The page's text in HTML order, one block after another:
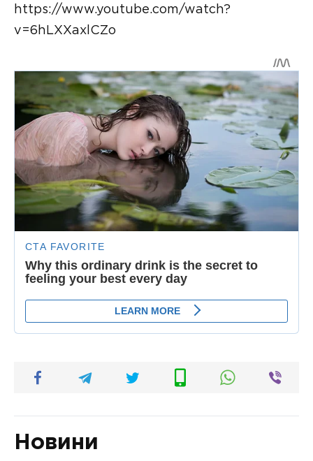
https://www.youtube.com/watch?
v=6hLXXaxlCZo
Новини